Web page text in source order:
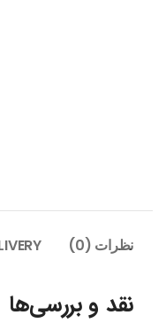
نظرات (0)
نقد و بررسی‌ها